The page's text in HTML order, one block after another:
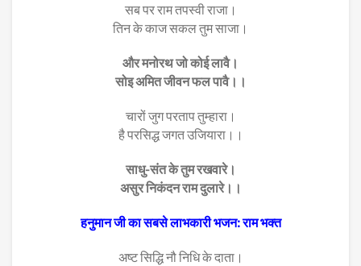
सब पर राम तपस्वी राजा।
तिन के काज सकल तुम साजा।
और मनोरथ जो कोई लावै।
सोइ अमित जीवन फल पावै।।
चारों जुग परताप तुम्हारा।
है परसिद्ध जगत उजियारा।।
साधु-संत के तुम रखवारे।
असुर निकंदन राम दुलारे।।
हनुमान जी का सबसे लाभकारी भजन: राम भक्त
अष्ट सिद्धि नौ निधि के दाता।